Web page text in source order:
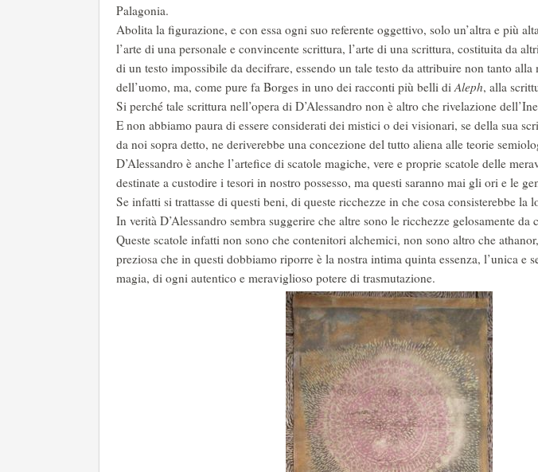
Palagonia.
Abolita la figurazione, e con essa ogni suo referente oggettivo, solo un’altra e più
l’arte di una personale e convincente scrittura, l’arte di una scrittura, costituita da
di un testo impossibile da decifrare, essendo un tale testo da attribuire non tanto alla
dell’uomo, ma, come pure fa Borges in uno dei racconti più belli diAleph, alla
Si perché tale scrittura nell’opera di D’Alessandro non è altro che rivelazione
E non abbiamo paura di essere considerati dei mistici o dei visionari, se della sua
da noi sopra detto, ne deriverebbe una concezione del tutto aliena alle teorie
D’Alessandro è anche l’artefice di scatole magiche, vere e proprie scatole delle
destinate a custodire i tesori in nostro possesso, ma questi saranno mai gli ori e le
Se infatti si trattasse di questi beni, di queste ricchezze in che cosa consisterebbe la
In verità D’Alessandro sembra suggerire che altre sono le ricchezze gelosamente da
Queste scatole infatti non sono che contenitori alchemici, non sono altro che
preziosa che in questi dobbiamo riporre è la nostra intima quinta essenza, l’unica e
magia, di ogni autentico e meraviglioso potere di trasmutazione.